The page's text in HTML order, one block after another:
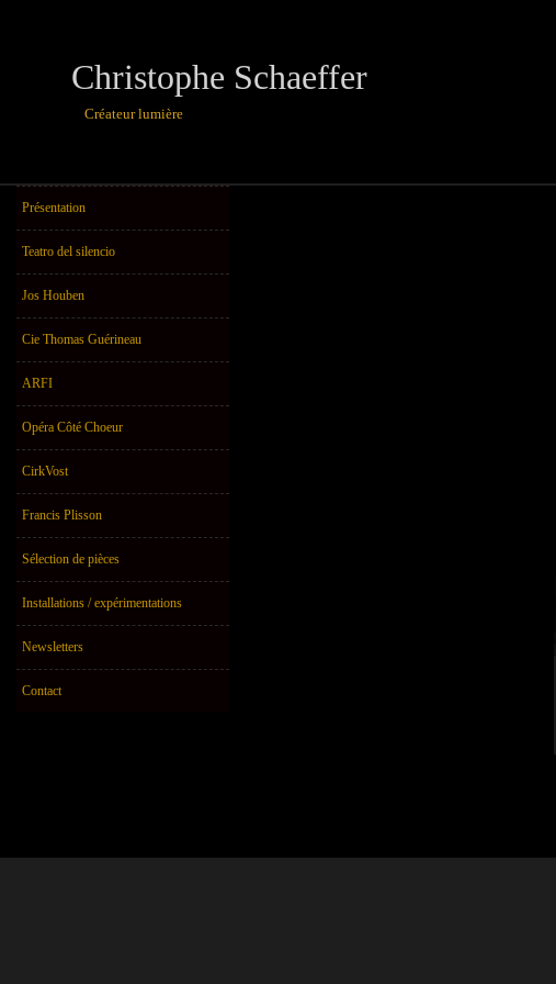
Christophe Schaeffer
Créateur lumière
Présentation
Teatro del silencio
Jos Houben
Cie Thomas Guérineau
ARFI
Opéra Côté Choeur
CirkVost
Francis Plisson
Sélection de pièces
Installations / expérimentations
Newsletters
Contact